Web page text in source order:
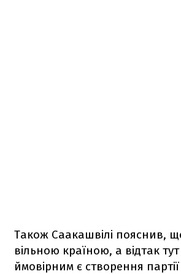
Також Саакашвілі пояснив,
вільною країною, а відтак
ймовірним є створення